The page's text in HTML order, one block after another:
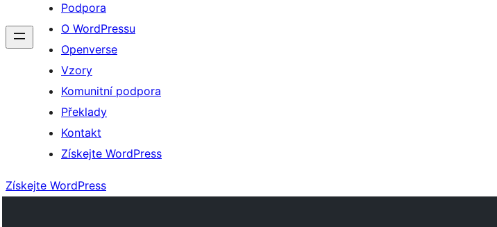
Podpora
O WordPressu
Openverse
Vzory
Komunitní podpora
Překlady
Kontakt
Získejte WordPress
Získejte WordPress